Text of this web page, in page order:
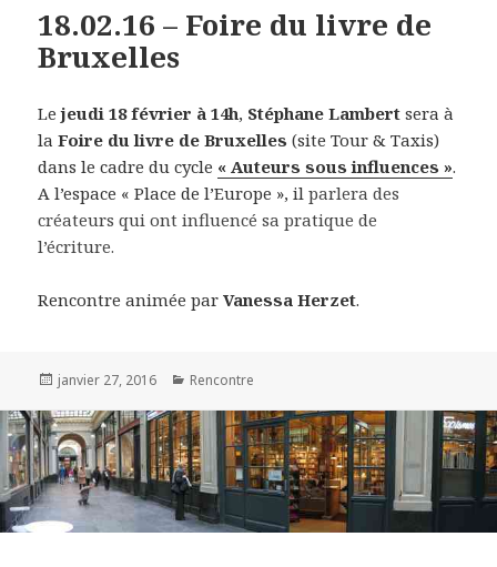
18.02.16 – Foire du livre de
Bruxelles
Lejeudi 18 février à 14h, Stéphane Lambert sera à
laFoire du livre de Bruxelles (site Tour & Taxis)
dans le cadre du cycle « Auteurs sous influences ».
A l’espace « Place de l’Europe », il parlera des
créateurs qui ont influencé sa pratique de
l’écriture.
Rencontre animée parVanessa Herzet.
Publié
janvier 27, 2016 Catégories
Rencontre